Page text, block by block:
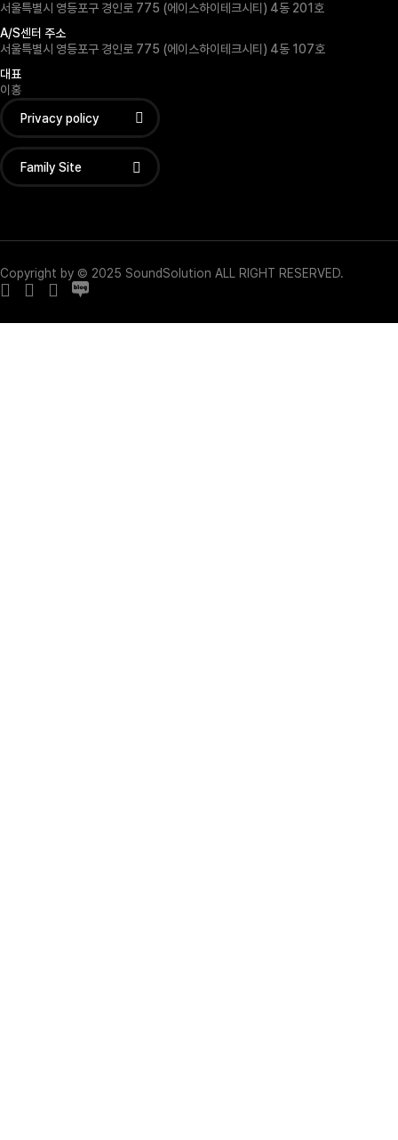
서울특별시 영등포구 경인로 775 (에이스하이테크시티) 4동 201호
A/S센터 주소
서울특별시 영등포구 경인로 775 (에이스하이테크시티) 4동 107호
대표
이홍
Privacy policy
Family Site
Copyright by © 2025 SoundSolution ALL RIGHT RESERVED.